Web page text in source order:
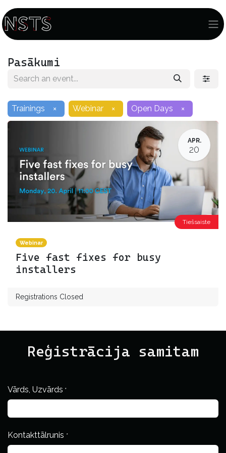
Pasākumi
Trainings × Webinar × Open Days ×
APR.
20
Webinar
Five fast fixes for busy
installers
Tiešsaiste
Registrations Closed
Reģistrācija samitam
Vārds, Uzvārds *
Kontakttālrunis *